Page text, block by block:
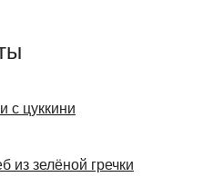
с цуккини
из зелёной гречки